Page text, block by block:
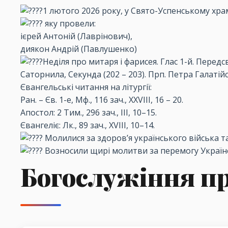
1 лютого 2026 року, у Свято-Успенському
яку провели:
ієрей Антоній (Лаврінович),
диякон Андрій (Павлушенко)
Неділя про митаря і фарисея. Глас 1-й.
Саторнила, Секунда (202 – 203). Прп. Петра
Євангельські читання на літургії:
Ран. – Єв. 1-е, Мф., 116 зач., XXVIII, 16 – 20.
Апостол: 2 Тим., 296 зач., III, 10–15.
Євангеліє: Лк., 89 зач., XVIII, 10–14.
Молилися за здоров’я українського
Возносили щирі молитви за перемогу
Богослужіння